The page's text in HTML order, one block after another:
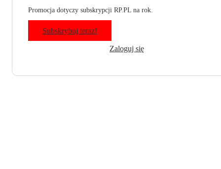
Promocja dotyczy subskrypcji RP.PL na rok.
Subskrybuj teraz!
Zaloguj się